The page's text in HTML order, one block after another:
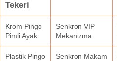
Tekeri
Krom Pingo
Pimli Ayak
Senkron VIP
Mekanizma
Plastik Pingo
Senkron Makam